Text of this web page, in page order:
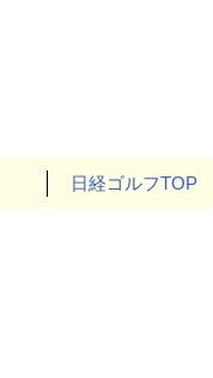
日経ゴルフTOP